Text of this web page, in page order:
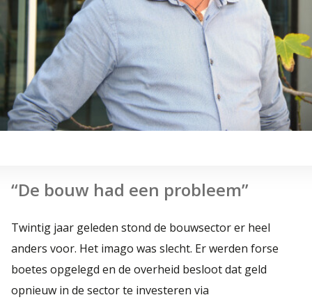
“De bouw had een probleem”
Twintig jaar geleden stond de bouwsector er heel
anders voor. Het imago was slecht. Er werden forse
boetes opgelegd en de overheid besloot dat geld
opnieuw in de sector te investeren via